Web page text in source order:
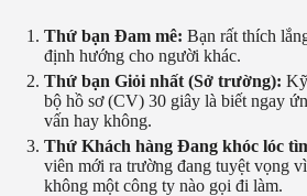
Thứ bạn Đam mê: Bạn rất thích
định hướng cho người khác.
Thứ bạn Giỏi nhất (Sở trường):
bộ hồ sơ (CV) 30 giây là biết ngay
vấn hay không.
Thứ Khách hàng Đang khóc lóc
viên mới ra trường đang tuyệt vọng
không một công ty nào gọi đi làm.